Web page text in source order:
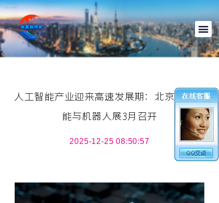
人工智能产业迎来高速发展期：北京人工智
能与机器人展3月召开
2025-12-25 08:50:57